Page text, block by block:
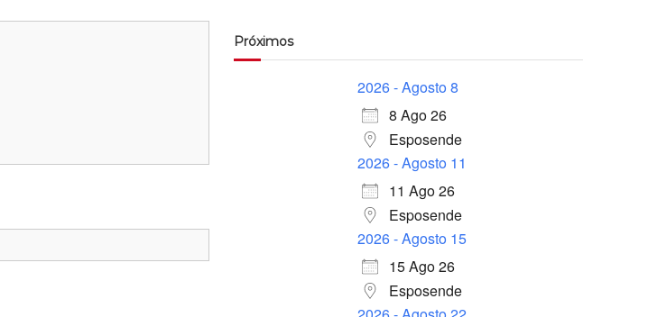
Próximos
2026 - Agosto 8
8 Ago 26
Esposende
2026 - Agosto 11
11 Ago 26
Esposende
2026 - Agosto 15
15 Ago 26
Esposende